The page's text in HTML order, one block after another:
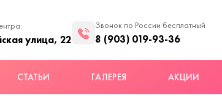
улица, 22
Звонок по России бесплатный
8 (903) 019-93-36
СТАТЬИ ГАЛЕРЕЯ АКЦИИ